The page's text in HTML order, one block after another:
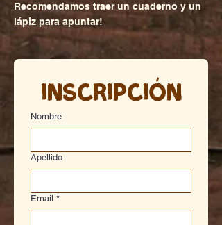
Recomendamos traer un cuaderno y un
lápiz para apuntar!
Inscripción
Nombre
Apellido
Email *